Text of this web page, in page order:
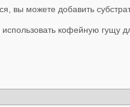
вы можете добавить
кофейную